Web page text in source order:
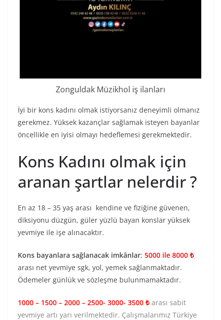
Zonguldak Müzikhol iş ilanları
İyi bir kons kadını olmak istiyorsanız deneyimli olmanız
gerekmez. Yüksek kazançlar sağlamak isteyen bayanlar
öncellikle en iyisi olmayı hedeflemesi gerekmektedir.
Kons Kadını olmak için
aranan şartlar nelerdir ?
En az 18 – 35 yaş arası kendine ve fiziğine güvenen,
diksiyonu düzgün, güler yüzlü bayan konslar yüksek
yevmiye ile işe alınacaktır.
Kons bayanlara sağlanacak imkânlar; 5000 ile 8000 ₺
arası net yevmiye sgk, yol, yemek sağlanmaktadır.
Ödemeler günlük ve sözleşme bulunmamaktadır.
1000 – 1500 – 2000 – 2500- 3000- 3500 ₺ arası sabit
yevmiye artı yarı verilmektedir. Çalışmalarımız Türkiye